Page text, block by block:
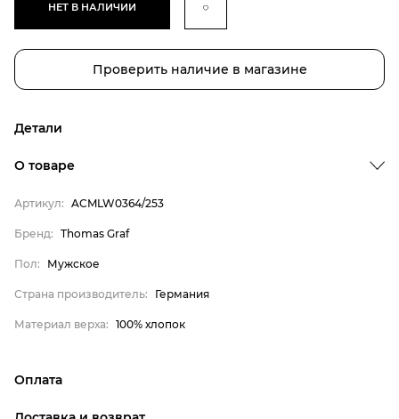
НЕТ В НАЛИЧИИ
Проверить наличие в магазине
Детали
Материал верха
Thomas Graf
Мужское
О товаре
Артикул: ACMLW0364/253
Бренд: Thomas Graf
Пол: Мужское
Страна производитель: Германия
Материал верха: 100% хлопок
Оплата